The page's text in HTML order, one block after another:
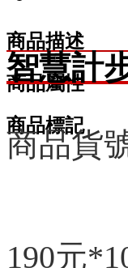
商品描述
商品屬性
商品標記
智慧計
商品貨
190元